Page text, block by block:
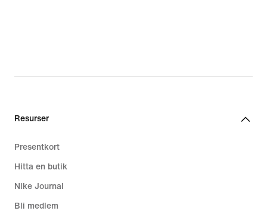
Resurser
Presentkort
Hitta en butik
Nike Journal
Bli medlem